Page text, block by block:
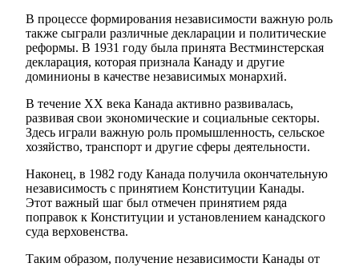
В процессе формирования независимости важную роль
также сыграли различные декларации и политические
реформы. В 1931 году была принята Вестминстерская
декларация, которая признала Канаду и другие
доминионы в качестве независимых монархий.
В течение XX века Канада активно развивалась,
развивая свои экономические и социальные секторы.
Здесь играли важную роль промышленность, сельское
хозяйство, транспорт и другие сферы деятельности.
Наконец, в 1982 году Канада получила окончательную
независимость с принятием Конституции Канады.
Этот важный шаг был отмечен принятием ряда
поправок к Конституции и установлением канадского
суда верховенства.
Таким образом, получение независимости Канады от